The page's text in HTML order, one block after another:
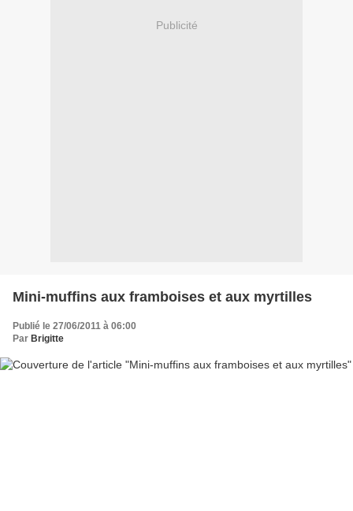
Publicité
Mini-muffins aux framboises et aux myrtilles
Publié le 27/06/2011 à 06:00
Par Brigitte